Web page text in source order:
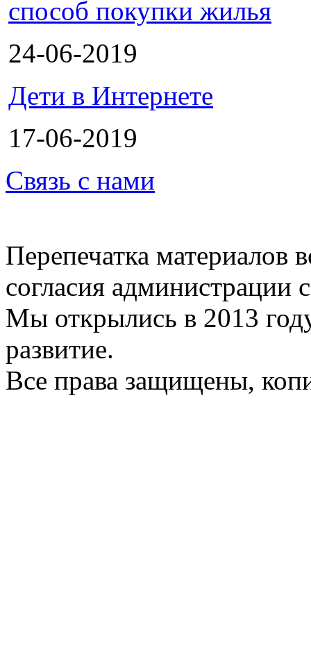
способ покупки жилья
24-06-2019
Дети в Интернете
17-06-2019
Связь с нами
Перепечатка материалов
согласия администрации
Мы открылись в 2013
развитие.
Все права защищены,